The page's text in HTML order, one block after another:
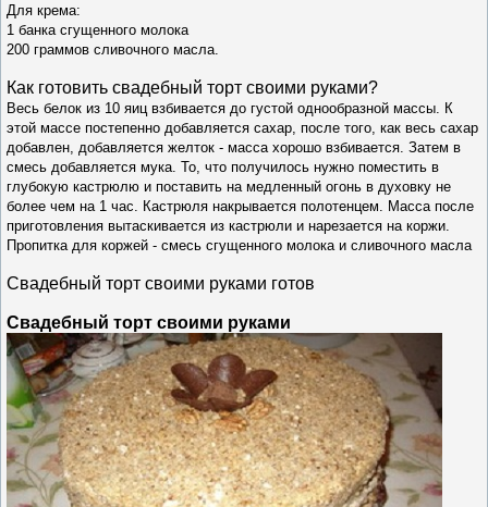
Для крема:
1 банка сгущенного молока
200 граммов сливочного масла.
Как готовить свадебный торт своими руками?
Весь белок из 10 яиц взбивается до густой однообразной массы. К
этой массе постепенно добавляется сахар, после того, как весь сахар
добавлен, добавляется желток - масса хорошо взбивается. Затем в
смесь добавляется мука. То, что получилось нужно поместить в
глубокую кастрюлю и поставить на медленный огонь в духовку не
более чем на 1 час. Кастрюля накрывается полотенцем. Масса после
приготовления вытаскивается из кастрюли и нарезается на коржи.
Пропитка для коржей - смесь сгущенного молока и сливочного масла
Свадебный торт своими руками готов
Свадебный торт своими руками